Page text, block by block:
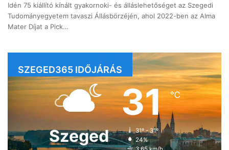
Idén 75 kiállító kínált gyakornoki- és álláslehetőséget az Szegedi
Tudományegyetem tavaszi Állásbörzéjén, ahol 2022-ben az Alma
Mater Díjat a Pick…
SZEGED365 IDŐJÁRÁS
Szeged
31℃
31º - 31º
24%